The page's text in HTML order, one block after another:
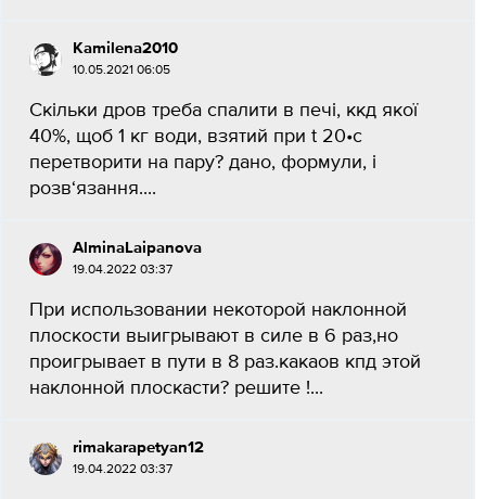
Kamilena2010
10.05.2021 06:05
Скільки дров треба спалити в печі, ккд якої
40%, щоб 1 кг води, взятий при t 20•с
перетворити на пару? дано, формули, і
розв‘язання....
AlminaLaipanova
19.04.2022 03:37
При использовании некоторой наклонной
плоскости выигрывают в силе в 6 раз,но
проигрывает в пути в 8 раз.какаов кпд этой
наклонной плоскасти? решите !...
rimakarapetyan12
19.04.2022 03:37